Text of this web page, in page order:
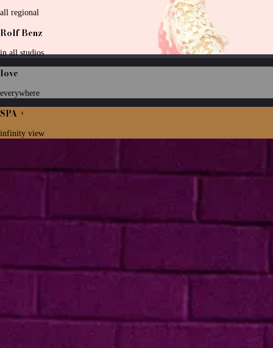
all regional
Rolf Benz
in all studios
love
everywhere
SPA +
infinity view